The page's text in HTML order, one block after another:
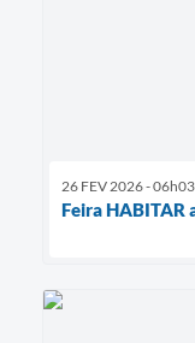
26 FEV 2026 - 06h03
Feira HABITAR